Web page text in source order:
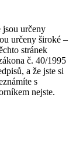
jsou určeny
určeny široké –
stránek
č. 40/1995
a že jste si
s
nejste.